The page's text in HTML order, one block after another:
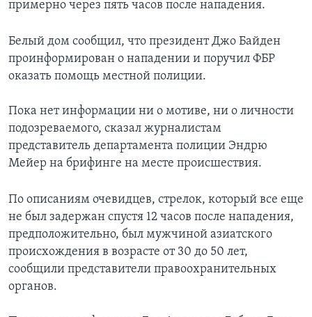
примерно через пять часов после нападения.
Белый дом сообщил, что президент Джо Байден
проинформирован о нападении и поручил ФБР
оказать помощь местной полиции.
Пока нет информации ни о мотиве, ни о личности
подозреваемого, сказал журналистам
представитель департамента полиции Эндрю
Мейер на брифинге на месте происшествия.
По описаниям очевидцев, стрелок, который все еще
не был задержан спустя 12 часов после нападения,
предположительно, был мужчиной азиатского
происхождения в возрасте от 30 до 50 лет,
сообщили представители правоохранительных
органов.